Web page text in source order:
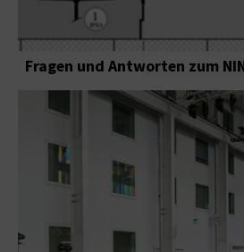
Fragen und Antworten zum